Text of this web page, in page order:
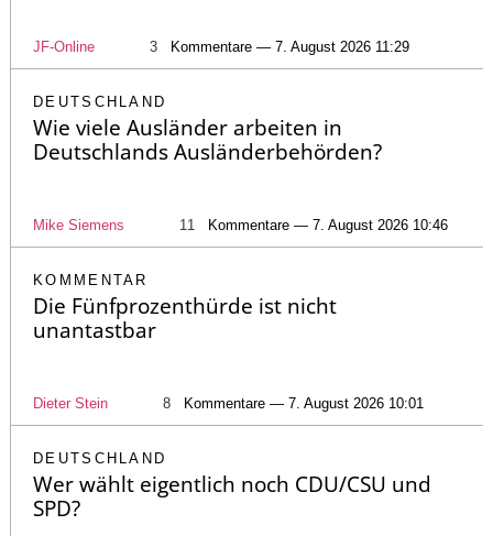
JF-Online 3 Kommentare — 7. August 2026 11:29
DEUTSCHLAND
Wie viele Ausländer arbeiten in
Deutschlands Ausländerbehörden?
Mike Siemens 11 Kommentare — 7. August 2026 10:46
KOMMENTAR
Die Fünfprozenthürde ist nicht
unantastbar
Dieter Stein 8 Kommentare — 7. August 2026 10:01
DEUTSCHLAND
Wer wählt eigentlich noch CDU/CSU und
SPD?